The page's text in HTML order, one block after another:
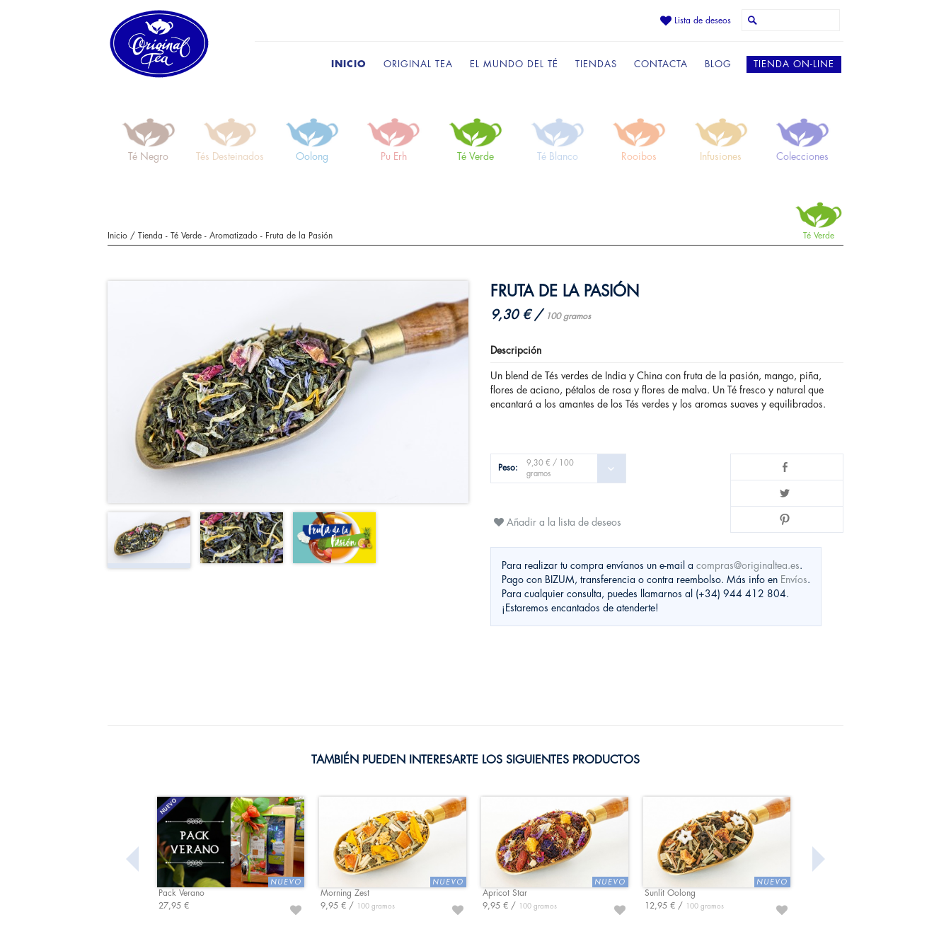
Lista de deseos
INICIO ORIGINAL TEA EL MUNDO DEL TÉ TIENDAS CONTACTA BLOG TIENDA ON-LINE
Té Negro Tés Desteinados Oolong Pu Erh Té Verde Té Blanco Rooibos Infusiones Colecciones
Inicio / Tienda - Té Verde - Aromatizado - Fruta de la Pasión Té Verde
FRUTA DE LA PASIÓN
9,30 € / 100 gramos
Descripción
Un blend de Tés verdes de India y China con fruta de la pasión, mango, piña,
flores de aciano, pétalos de rosa y flores de malva. Un Té fresco y natural que
encantará a los amantes de los Tés verdes y los aromas suaves y equilibrados.
Peso:
9,30 € /
100
gramos
Añadir a la lista de deseos
Para realizar tu compra envíanos un e-mail a compras@originaltea.es.
Pago con BIZUM, transferencia o contra reembolso. Más info en Envíos.
Para cualquier consulta, puedes llamarnos al (+34) 944 412 804.
¡Estaremos encantados de atenderte!
TAMBIÉN PUEDEN INTERESARTE LOS SIGUIENTES PRODUCTOS
Pack Verano
27,95 €
Morning Zest
9,95 € /
100 gramos
Apricot Star
9,95 € /
100 gramos
Sunlit Oolong
12,95 € /
100 gramos